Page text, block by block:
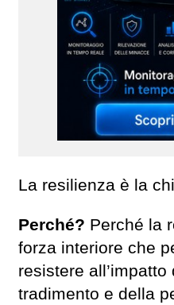
La resilienza è la
Perché? Perché la
forza interiore che
resistere
tradimento e della